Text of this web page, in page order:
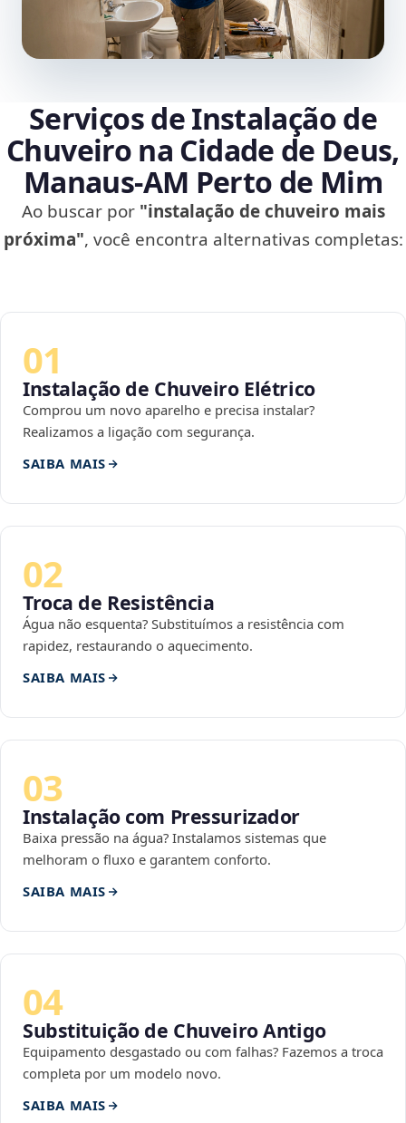
Serviços de Instalação de
Chuveiro na Cidade de Deus,
Manaus‑AM Perto de Mim
Ao buscar por "instalação de chuveiro mais
próxima", você encontra alternativas completas:
01
Instalação de Chuveiro Elétrico
Comprou um novo aparelho e precisa instalar?
Realizamos a ligação com segurança.
SAIBA MAIS
02
Troca de Resistência
Água não esquenta? Substituímos a resistência com
rapidez, restaurando o aquecimento.
SAIBA MAIS
03
Instalação com Pressurizador
Baixa pressão na água? Instalamos sistemas que
melhoram o fluxo e garantem conforto.
SAIBA MAIS
04
Substituição de Chuveiro Antigo
Equipamento desgastado ou com falhas? Fazemos a troca
completa por um modelo novo.
SAIBA MAIS